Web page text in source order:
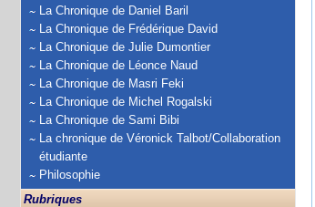
La Chronique de Daniel Baril
La Chronique de Frédérique David
La Chronique de Julie Dumontier
La Chronique de Léonce Naud
La Chronique de Masri Feki
La Chronique de Michel Rogalski
La Chronique de Sami Bibi
La chronique de Véronick Talbot/Collaboration
étudiante
Philosophie
Rubriques